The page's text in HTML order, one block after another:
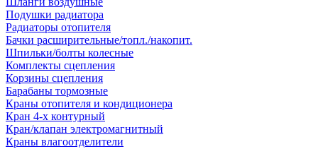
Подушки радиатора
Радиаторы отопителя
Бачки расширительные/топл./накопит.
Шпильки/болты колесные
Комплекты сцепления
Корзины сцепления
Барабаны тормозные
Краны отопителя и кондиционера
Кран 4-х контурный
Кран/клапан электромагнитный
Краны влагоотделители